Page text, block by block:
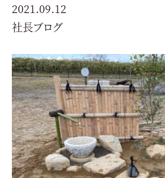
2021.09.12
社長ブログ